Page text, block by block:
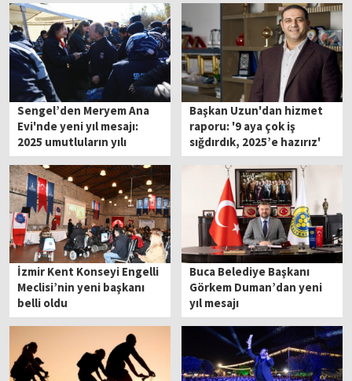
Sengel’den Meryem Ana
Evi'nde yeni yıl mesajı:
2025 umutluların yılı
olacak
Başkan Uzun'dan hizmet
raporu: '9 aya çok iş
sığdırdık, 2025’e hazırız'
İzmir Kent Konseyi Engelli
Meclisi’nin yeni başkanı
belli oldu
Buca Belediye Başkanı
Görkem Duman’dan yeni
yıl mesajı